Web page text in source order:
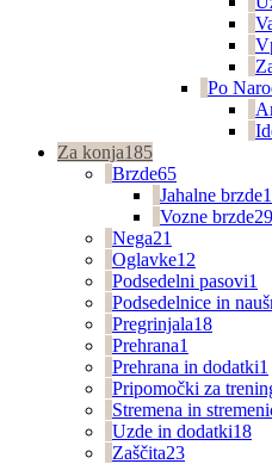
Po
Za konja185
Brzde65
Jahalne brzde1
Vozne brzde29
Nega21
Oglavke12
Podsedelni pasovi1
Podsedelnice in
Pregrinjala18
Prehrana1
Prehrana in dodatki1
Pripomočki za
Stremena in
Uzde in dodatki18
Zaščita23